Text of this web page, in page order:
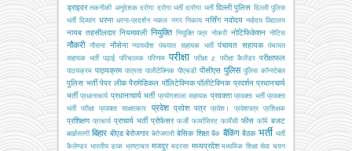
ड्राइवर तकनीकी अनुदेशक दरोगा दरोगा भर्ती दारोगा भर्ती दिल्ली पुलिस दिल्ली पुलिस
भर्ती दिव्यांग धरना धरना-प्रदर्शन नकल नगर निकाय नर्सिंग नवोदय नवोदय विद्यालय
नायब तहसीलदार नियमावली नियुक्ति नियुक्ति पत्र नोकरी नोटिफिकेशन नोटिस
नौकरी नौसना नौसेना न्यायधीश पंचयात सहायक भर्ती पंचायत सहायक पंचायत
सहायक भर्ती पढ़ाई परिचालक परिणाम परीक्षा परीक्षा z परीक्षा कैलेंडर परीक्षाफल
पाठयक्रम पाठ्यक्रम पात्रता पालीटेक्निक पीएचडी पीसीएस पुलिस पुलिस कॉन्स्टेबल
पुलिस भर्ती पेपर लीक पैरामेडिकल पॉलिटेक्निक पॉलीटेक्निक प्रदर्शन प्रधानचार्य
भर्ती प्रधानाचार्य प्रधानाचार्य भर्ती प्रयोगशाला सहायक प्रवक्ता प्रवक्ता भर्ती प्रवक्ता
भर्ती परीक्षा
प्रवक्ता साक्षात्कार प्रवेश प्रवेश पत्र प्रवेश। प्रवेशपत्र प्रशिक्षक
प्रशिक्षण प्राचार्य प्राचार्य भर्ती प्रोफेसर फर्जी फार्मासिस्ट फार्मेसी फीस फॉर्म बजट
बर्खास्तगी बिहार बीएड बेरोजगार बेरोजगारी बेसिक शिक्षा बैंक बैंकिंग बैठक भर्ती भर्ती
कैलेण्डर भारतीय डाक भ्रष्टाचार मजदूर मदरसा मध्यप्रदेश मध्यमिक शिक्षा सेवा चयन